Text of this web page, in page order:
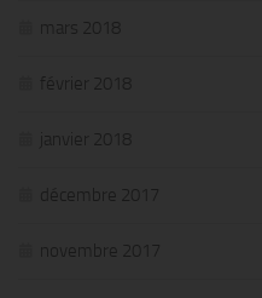
mars 2018
février 2018
janvier 2018
décembre 2017
novembre 2017